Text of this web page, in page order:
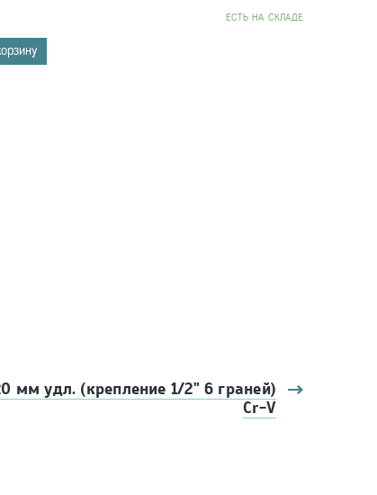
EСТЬ НА СКЛАДЕ
мм удл. (крепление 1/2" 6 граней)
Cr-V